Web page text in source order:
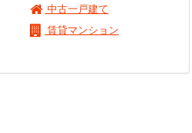
中古一戸建て
賃貸マンション